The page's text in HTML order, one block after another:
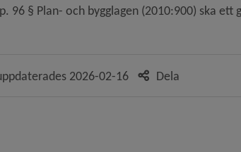
96 § Plan- och bygglagen (2010:900) ska
2026-02-16 Dela